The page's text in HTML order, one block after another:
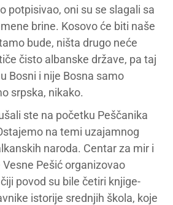
potpisivao, oni su se slagali sa
brine. Kosovo će biti naše
bude, ništa drugo neće
čisto albanske države, pa taj
Bosni i nije Bosna samo
srpska, nikako.
ste na početku Peščanika
na temi uzajamnog
naroda. Centar za mir i
Pešić organizovao
povod su bile četiri knjige-
istorije srednjih škola, koje